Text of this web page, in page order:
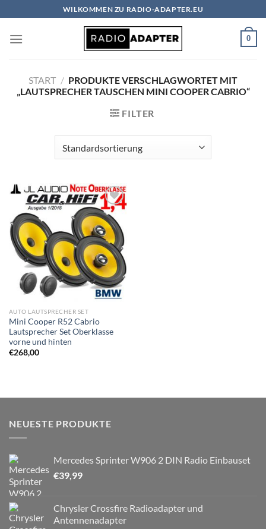
Inhalt
springen
WILKOMMEN ZU RADIO-ADAPTER.EU
0
START / PRODUKTE VERSCHLAGWORTET MIT
„LAUTSPRECHER TAUSCHEN MINI COOPER CABRIO“
FILTER
Zu
Wunschliste
hinzufügen
AUTO LAUTSPRECHER SET
Mini Cooper R52 Cabrio
Lautsprecher Set Oberklasse
vorne und hinten
€268,00
NEUESTE PRODUKTE
Mercedes Sprinter W906 2 DIN Radio Einbauset
€39,99
Chrysler Crossfire Radioadapter und
Antennenadapter